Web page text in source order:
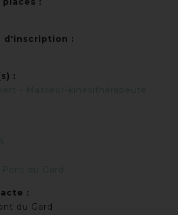
d'inscription :
:
- Masseur-kinésithérapeute
Pont du Gard
:
du Gard